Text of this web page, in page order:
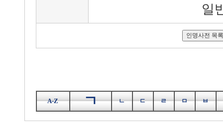
일반신
A-Z ㄱ ㄴ ㄷ ㄹ ㅁ ㅂ